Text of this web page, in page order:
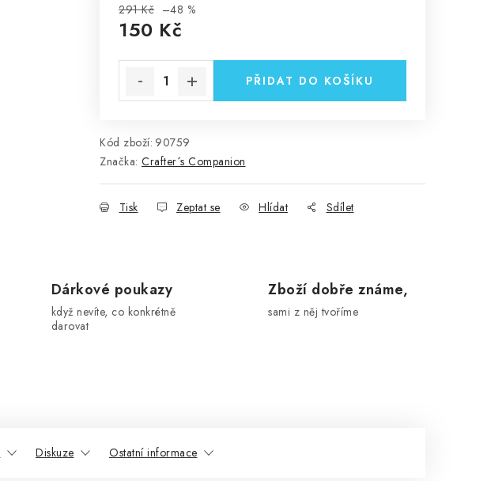
291 Kč –48 %
150 Kč
PŘIDAT DO KOŠÍKU
Kód zboží: 90759
Značka: Crafter´s Companion
Tisk Zeptat se Hlídat Sdílet
Dárkové poukazy
když nevíte, co konkrétně
darovat
Zboží dobře známe,
sami z něj tvoříme
Diskuze Ostatní informace